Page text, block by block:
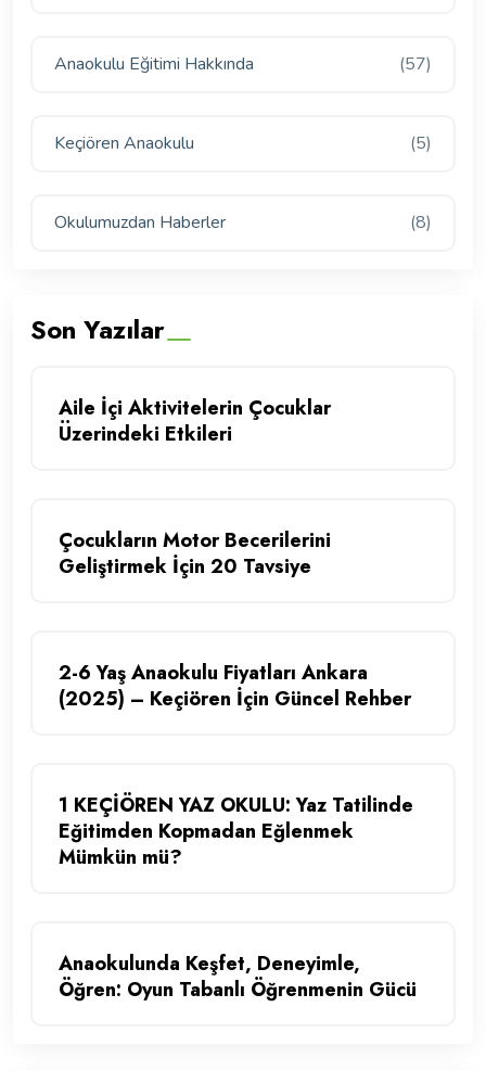
Anaokulu Eğitimi Hakkında (57)
Keçiören Anaokulu (5)
Okulumuzdan Haberler (8)
Son Yazılar
Aile İçi Aktivitelerin Çocuklar
Üzerindeki Etkileri
Çocukların Motor Becerilerini
Geliştirmek İçin 20 Tavsiye
2-6 Yaş Anaokulu Fiyatları Ankara
(2025) – Keçiören İçin Güncel Rehber
1 KEÇİÖREN YAZ OKULU: Yaz Tatilinde
Eğitimden Kopmadan Eğlenmek
Mümkün mü?
Anaokulunda Keşfet, Deneyimle,
Öğren: Oyun Tabanlı Öğrenmenin Gücü